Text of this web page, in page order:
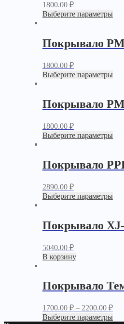
1800.00 ₽
Выберите параметры
Покрывало
1800.00 ₽
Выберите параметры
Покрывало
1800.00 ₽
Выберите параметры
Покрывало
2890.00 ₽
Выберите параметры
Покрывало
5040.00 ₽
В корзину
Покрывало
1700.00 ₽– 2200.00 ₽
Выберите параметры